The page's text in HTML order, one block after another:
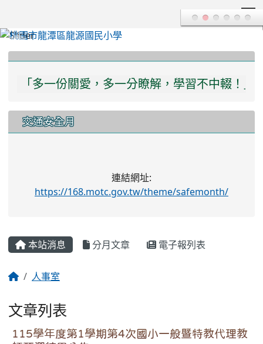
「多一份關愛，多一分瞭解，學習不中輟！」
交通安全月
連結網址:
https://168.motc.gov.tw/theme/safemonth/
本站消息 分月文章 電子報列表
人事室
文章列表
115學年度第1學期第4次國小一般暨特教代理教